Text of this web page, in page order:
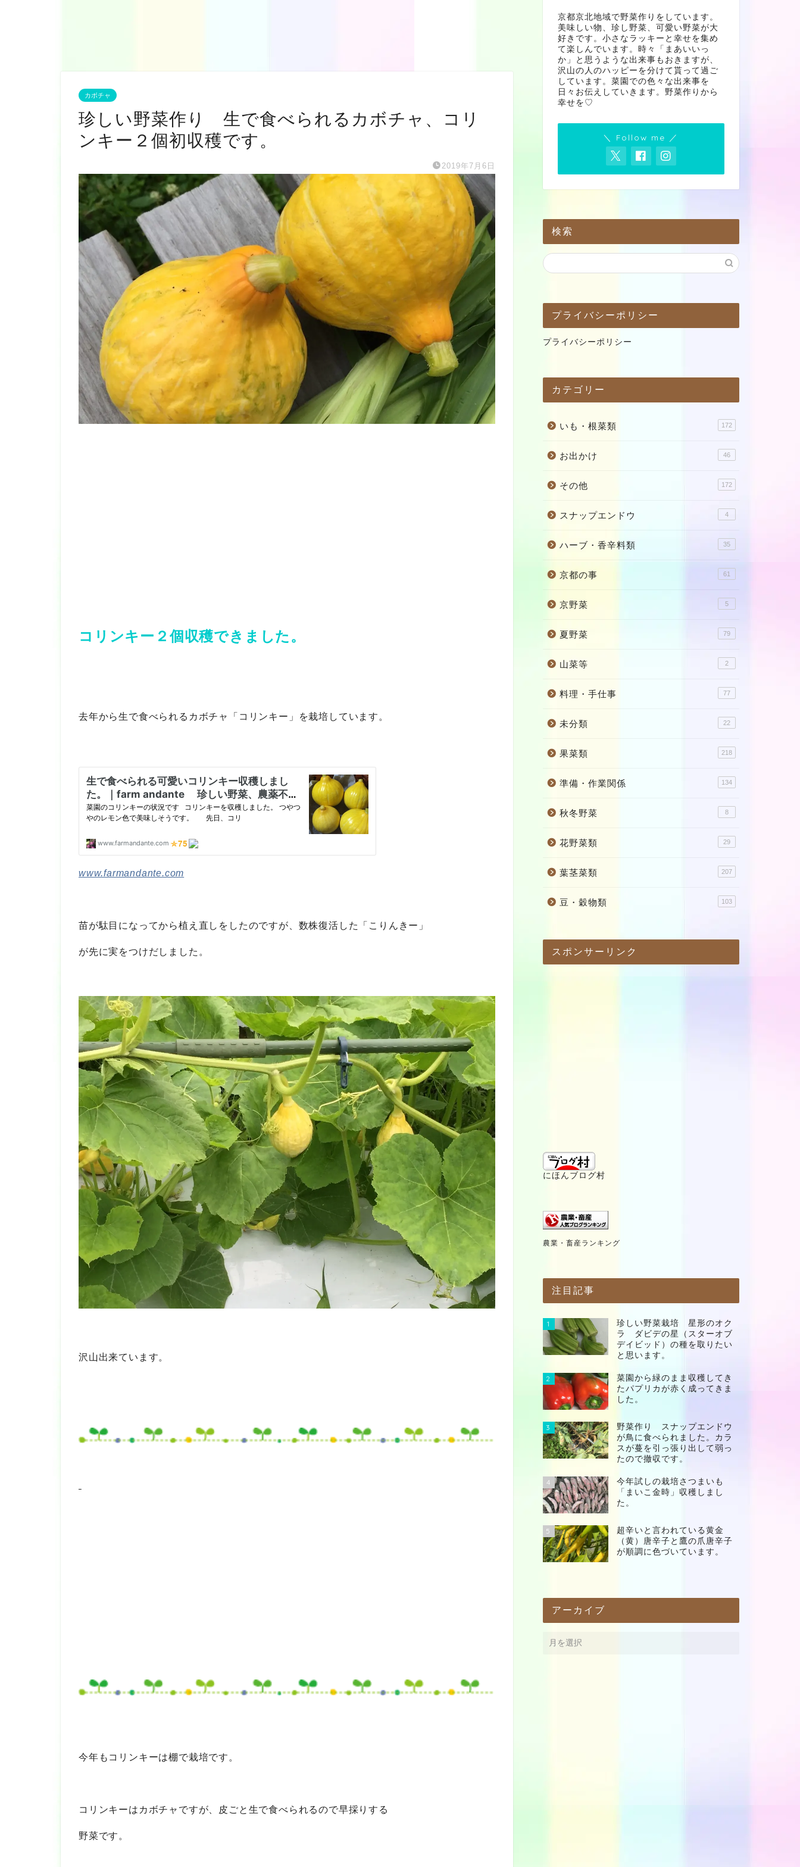
カボチャ
珍しい野菜作り 生で食べられるカボチャ、コリ
ンキー２個初収穫です。
2019年7月6日
コリンキー２個収穫できました。
去年から生で食べられるカボチャ「コリンキー」を栽培しています。
www.farmandante.com
苗が駄目になってから植え直しをしたのですが、数株復活した「こりんきー」
が先に実をつけだしました。
沢山出来ています。
今年もコリンキーは棚で栽培です。
コリンキーはカボチャですが、皮ごと生で食べられるので早採りする
野菜です。
京都京北地域で野菜作りをしています。
美味しい物、珍し野菜、可愛い野菜が大
好きです。小さなラッキーと幸せを集め
て楽しんでいます。時々「まあいいっ
か」と思うような出来事もおきますが、
沢山の人のハッピーを分けて貰って過ご
しています。菜園での色々な出来事を
日々お伝えしていきます。野菜作りから
幸せを♡
＼ Follow me ／
検索
プライバシーポリシー
プライバシーポリシー
カテゴリー
いも・根菜類 172
お出かけ 46
その他 172
スナップエンドウ 4
ハーブ・香辛料類 35
京都の事 61
京野菜 5
夏野菜 79
山菜等 2
料理・手仕事 77
未分類 22
果菜類 218
準備・作業関係 134
秋冬野菜 8
花野菜類 29
葉茎菜類 207
豆・穀物類 103
スポンサーリンク
にほんブログ村
農業・畜産ランキング
注目記事
1
珍しい野菜栽培 星形のオク
ラ ダビデの星（スターオブ
デイビッド）の種を取りたい
と思います。
2
菜園から緑のまま収穫してき
たパプリカが赤く成ってきま
した。
3
野菜作り スナップエンドウ
が鳥に食べられました。カラ
スが蔓を引っ張り出して弱っ
たので撤収です。
4
今年試しの栽培さつまいも
「まいこ金時」収穫しまし
た。
5
超辛いと言われている黄金
（黄）唐辛子と鷹の爪唐辛子
が順調に色づいています。
アーカイブ